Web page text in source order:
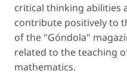
critical thinking abilities
contribute positively to
of the "Góndola"
related to the teaching
mathematics.